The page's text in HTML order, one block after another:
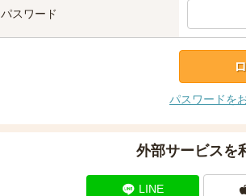
パスワード
パスワードを
外部サービスを
LINE